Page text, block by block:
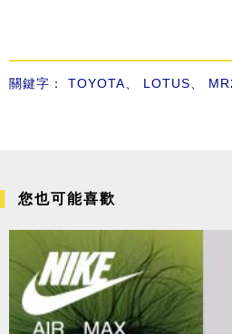
關鍵字： TOYOTA、 LOTUS、
您也可能喜歡